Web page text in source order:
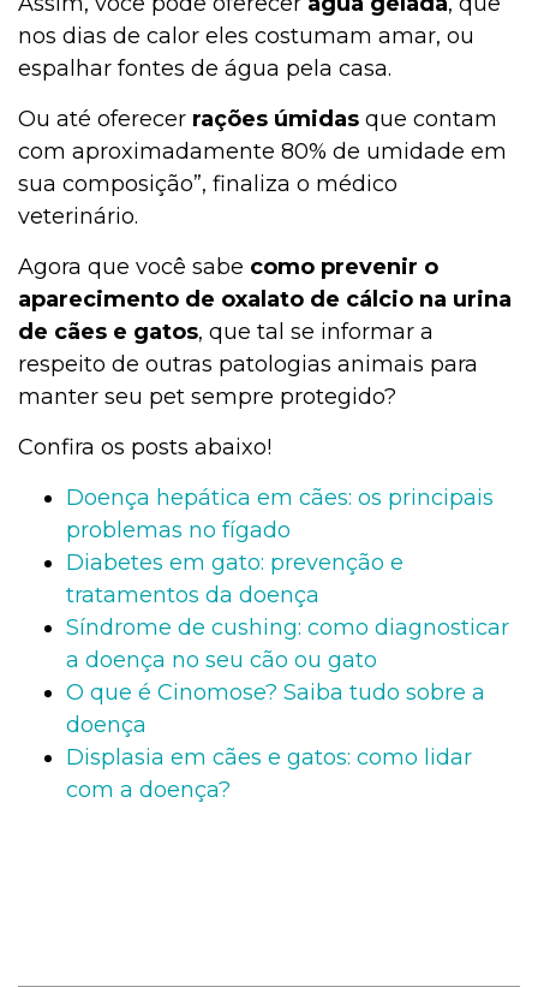
nos dias de calor eles costumam amar, ou
espalhar fontes de água pela casa.
Ou até oferecer rações úmidas que contam
com aproximadamente 80% de umidade em
sua composição”, finaliza o médico
veterinário.
Agora que você sabe como prevenir o
aparecimento de oxalato de cálcio na urina
de cães e gatos, que tal se informar a
respeito de outras patologias animais para
manter seu pet sempre protegido?
Confira os posts abaixo!
Doença hepática em cães: os principais
problemas no fígado
Diabetes em gato: prevenção e
tratamentos da doença
Síndrome de cushing: como diagnosticar
a doença no seu cão ou gato
O que é Cinomose? Saiba tudo sobre a
doença
Displasia em cães e gatos: como lidar
com a doença?